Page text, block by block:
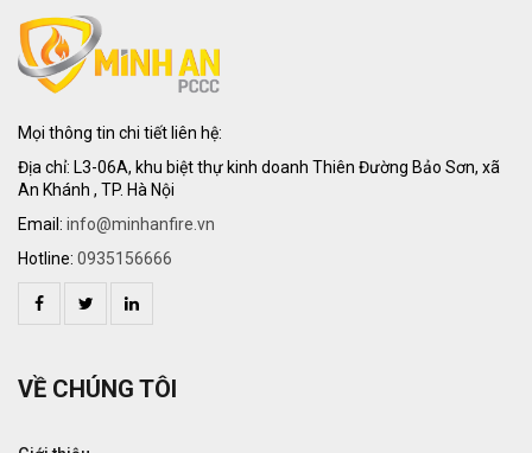
Mọi thông tin chi tiết liên hệ:
Địa chỉ: L3-06A, khu biệt thự kinh doanh Thiên Đường Bảo Sơn, xã
An Khánh , TP. Hà Nội
Email: info@minhanfire.vn
Hotline: 0935156666
VỀ CHÚNG TÔI